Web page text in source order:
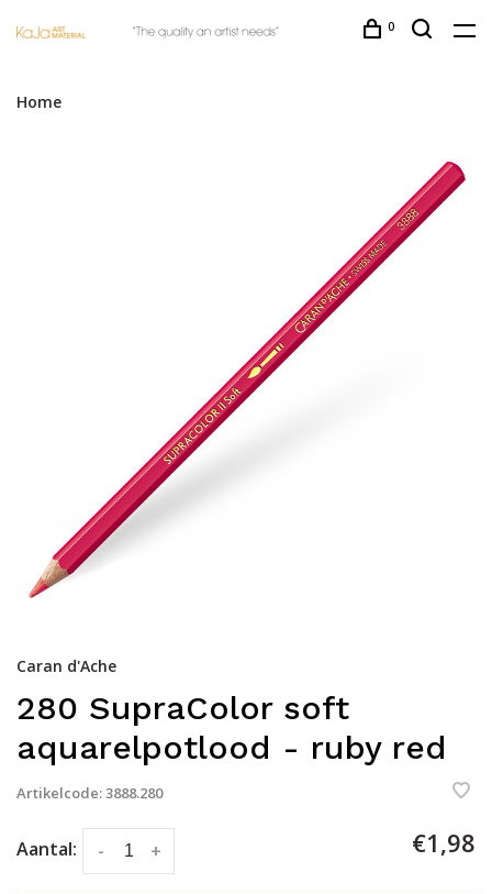
0
Home
Caran d'Ache
280 SupraColor soft
aquarelpotlood - ruby red
Artikelcode:3888.280
Aantal: +
- €1,98